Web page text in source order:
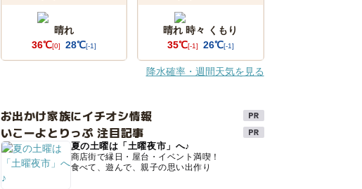
晴れ
36℃[0] 28℃[-1]
晴れ 時々 くもり
35℃[-1] 26℃[-1]
降水確率・週間天気を見る
お出かけ家族にイチオシ情報
いこーよとりっぷ 注目記事
夏の土曜は「土曜夜市」へ♪
商店街で縁日・屋台・イベント満喫！
食べて、遊んで、親子の思い出作り